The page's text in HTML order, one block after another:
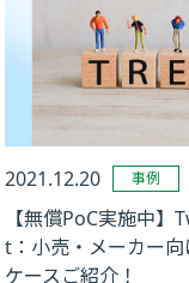
2021.12.20 事例
【無償PoC実施中
t：小売・メーカー
ケースご紹介！